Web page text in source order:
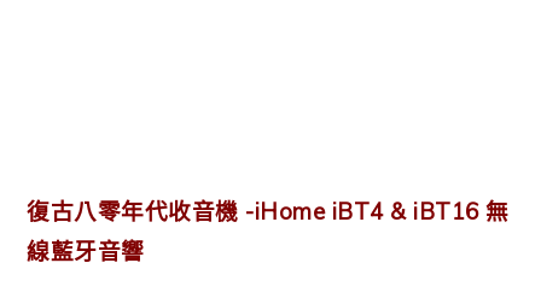
復古八零年代收音機 -iHome iBT4 & iBT16 無
線藍牙音響